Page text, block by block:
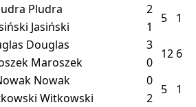
Pludra 2
5 1
Jasiński
1
Douglas 3
12 6
Maroszek
0
Nowak 0
5 1
Witkowski
2